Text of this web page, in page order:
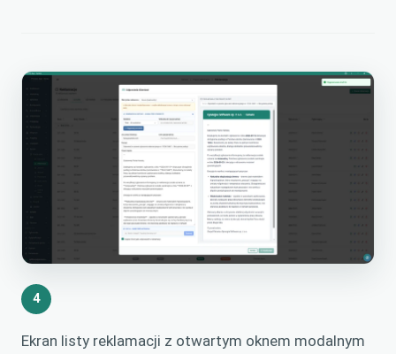
4
Ekran listy reklamacji z otwartym oknem modalnym